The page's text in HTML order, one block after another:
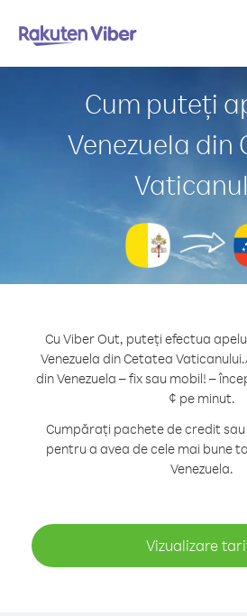
Cum puteți
Venezuela din
Cu Viber Out, puteți efectua
Venezuela din Cetatea Vaticanului.
din Venezuela – fix sau mobil! –
¢ pe minut.
Cumpărați pachete de credit
pentru a avea de cele mai bune
Venezuela.
Vizualizare